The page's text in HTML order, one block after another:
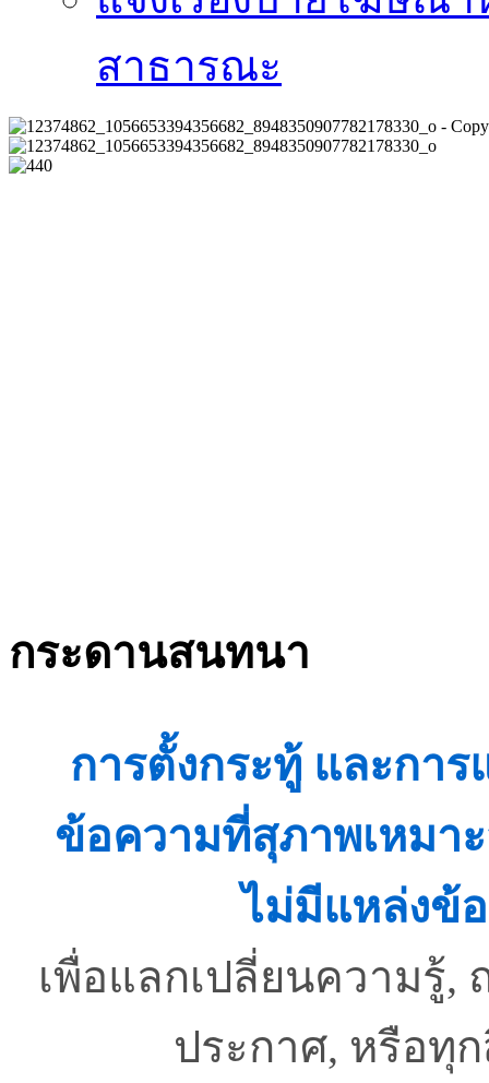
สาธารณะ
กระดานสนทนา
การตั้งกระทู้ และกา
ข้อความที่สุภาพเหมา
ไม่มีแหล่งข้
เพื่อแลกเปลี่ยนความรู้
ประกาศ, หรือทุ